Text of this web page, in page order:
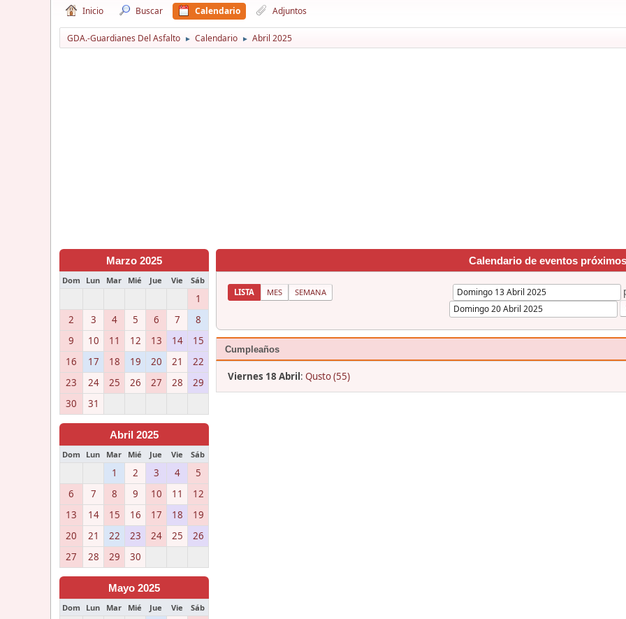
Inicio Buscar Calendario Adjuntos
GDA.-Guardianes Del Asfalto ► Calendario ► Abril 2025
Marzo 2025
Dom Lun Mar Mié Jue Vie Sáb
1
2
3 4 5 6 7
8
9
10 11 12 13 14
15
16
17 18 19 20 21
22
23
24 25 26 27 28
29
30
31
Abril 2025
Dom Lun Mar Mié Jue Vie Sáb
1 2 3 4
5
6
7 8 9 10 11
12
13
14 15 16 17 18
19
20
21 22 23 24 25
26
27
28 29 30
Mayo 2025
Dom Lun Mar Mié Jue Vie Sáb
Calendario de eventos próximos
LISTA MES SEMANA
Cumpleaños
Viernes 18 Abril: Qusto (55)